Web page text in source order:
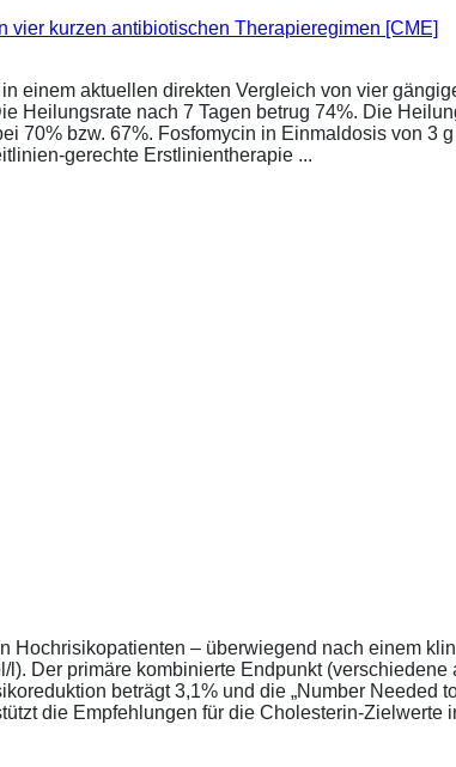
kurzen antibiotischen Therapieregimen [CME]
einem aktuellen direkten Vergleich von vier
Heilungsrate nach 7 Tagen betrug 74%. Die
70% bzw. 67%. Fosfomycin in Einmaldosis von 3
gerechte Erstlinientherapie ...
– überwiegend nach einem
Der primäre kombinierte Endpunkt
beträgt 3,1% und die „Number Needed
die Empfehlungen für die Cholesterin-Zielwerte